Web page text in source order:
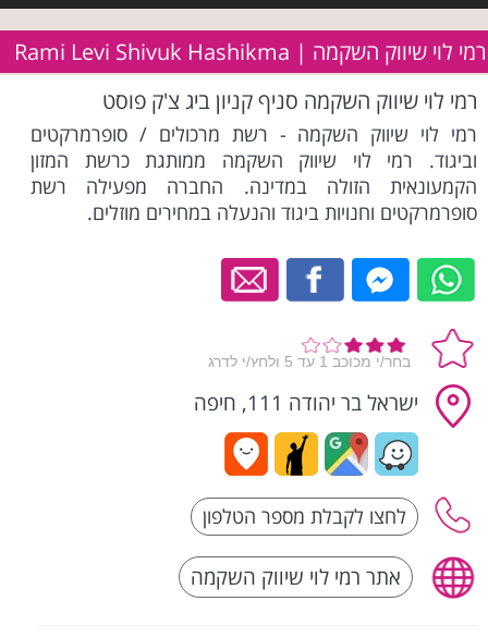
רמי לוי שיווק השקמה | Rami Levi Shivuk Hashikma
רמי לוי שיווק השקמה סניף קניון ביג צ'ק פוסט
רמי לוי שיווק השקמה - רשת מרכולים / סופרמרקטים
וביגוד. רמי לוי שיווק השקמה ממותגת כרשת המזון
הקמעונאית הזולה במדינה. החברה מפעילה רשת
סופרמרקטים וחנויות ביגוד והנעלה במחירים מוזלים.
ישראל בר יהודה 111, חיפה
אתר רמי לוי שיווק השקמה